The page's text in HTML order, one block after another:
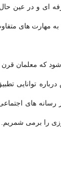
ای و در عین
مهارت های
توانایی
را برمی شمریم.